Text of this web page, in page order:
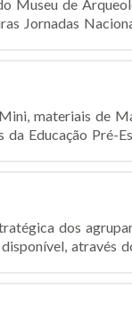
Museu de
Jornadas
materiais de
Educação Pré-
dos
através